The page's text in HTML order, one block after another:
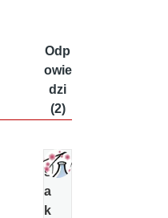
Odp
owie
dzi
(2)
s
a
k